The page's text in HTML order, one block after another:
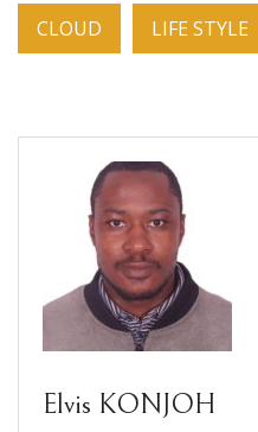
CLOUD LIFE STYLE
Elvis KONJOH